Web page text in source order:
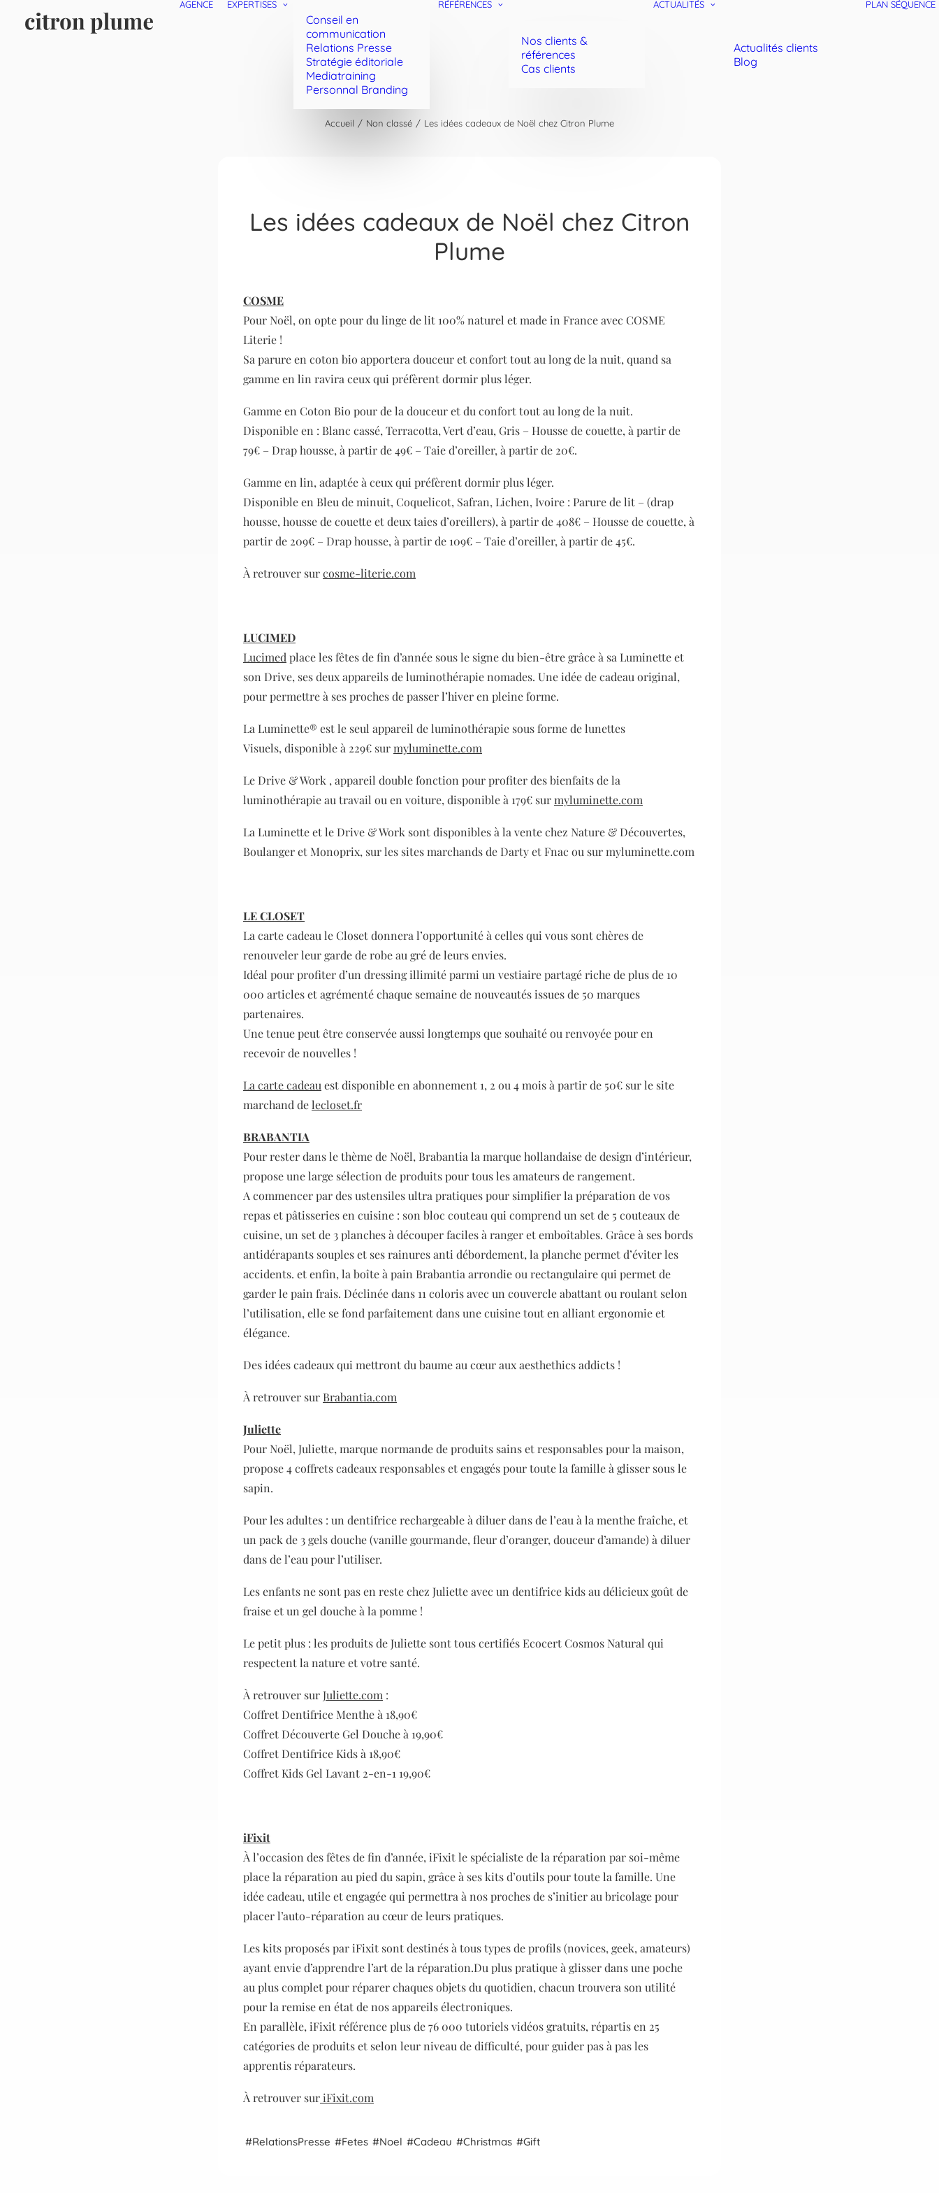
AGENCE EXPERTISES
Conseil en
communication
Relations Presse
Stratégie éditoriale
Mediatraining
Personnal Branding
RÉFÉRENCES
Nos clients &
références
Cas clients
ACTUALITÉS
Actualités clients
Blog
PLAN SÉQUENCE
Accueil Non classé Les idées cadeaux de Noël chez Citron Plume
Les idées cadeaux de Noël chez Citron
Plume
COSME
Pour Noël, on opte pour du linge de lit 100% naturel et made in France avec COSME
Literie !
Sa parure en coton bio apportera douceur et confort tout au long de la nuit, quand sa
gamme en lin ravira ceux qui préfèrent dormir plus léger.
Gamme en Coton Bio pour de la douceur et du confort tout au long de la nuit.
Disponible en : Blanc cassé, Terracotta, Vert d’eau, Gris – Housse de couette, à partir de
79€ – Drap housse, à partir de 49€ – Taie d’oreiller, à partir de 20€.
Gamme en lin, adaptée à ceux qui préfèrent dormir plus léger.
Disponible en Bleu de minuit, Coquelicot, Safran, Lichen, Ivoire : Parure de lit – (drap
housse, housse de couette et deux taies d’oreillers), à partir de 408€ – Housse de couette, à
partir de 209€ – Drap housse, à partir de 109€ – Taie d’oreiller, à partir de 45€.
À retrouver surcosme-literie.com
LUCIMED
Lucimed place les fêtes de fin d’année sous le signe du bien-être grâce à sa Luminette et
son Drive, ses deux appareils de luminothérapie nomades. Une idée de cadeau original,
pour permettre à ses proches de passer l’hiver en pleine forme.
La Luminette® est le seul appareil de luminothérapie sous forme de lunettes
Visuels, disponible à 229€ surmyluminette.com
Le Drive & Work , appareil double fonction pour profiter des bienfaits de la
luminothérapie au travail ou en voiture, disponible à 179€ surmyluminette.com
La Luminette et le Drive & Work sont disponibles à la vente chez Nature & Découvertes,
Boulanger et Monoprix, sur les sites marchands de Darty et Fnac ou sur myluminette.com
LE CLOSET
La carte cadeau le Closet donnera l’opportunité à celles qui vous sont chères de
renouveler leur garde de robe au gré de leurs envies.
Idéal pour profiter d’un dressing illimité parmi un vestiaire partagé riche de plus de 10
000 articles et agrémenté chaque semaine de nouveautés issues de 50 marques
partenaires.
Une tenue peut être conservée aussi longtemps que souhaité ou renvoyée pour en
recevoir de nouvelles !
La carte cadeau est disponible en abonnement 1, 2 ou 4 mois à partir de 50€ sur le site
marchand delecloset.fr
BRABANTIA
Pour rester dans le thème de Noël, Brabantia la marque hollandaise de design d’intérieur,
propose une large sélection de produits pour tous les amateurs de rangement.
A commencer par des ustensiles ultra pratiques pour simplifier la préparation de vos
repas et pâtisseries en cuisine : son bloc couteau qui comprend un set de 5 couteaux de
cuisine, un set de 3 planches à découper faciles à ranger et emboîtables. Grâce à ses bords
antidérapants souples et ses rainures anti débordement, la planche permet d’éviter les
accidents. et enfin, la boîte à pain Brabantia arrondie ou rectangulaire qui permet de
garder le pain frais. Déclinée dans 11 coloris avec un couvercle abattant ou roulant selon
l’utilisation, elle se fond parfaitement dans une cuisine tout en alliant ergonomie et
élégance.
Des idées cadeaux qui mettront du baume au cœur aux aesthethics addicts !
À retrouver sur Brabantia.com
Juliette
Pour Noël, Juliette, marque normande de produits sains et responsables pour la maison,
propose 4 coffrets cadeaux responsables et engagés pour toute la famille à glisser sous le
sapin.
Pour les adultes : un dentifrice rechargeable à diluer dans de l’eau à la menthe fraîche, et
un pack de 3 gels douche (vanille gourmande, fleur d’oranger, douceur d’amande) à diluer
dans de l’eau pour l’utiliser.
Les enfants ne sont pas en reste chez Juliette avec un dentifrice kids au délicieux goût de
fraise et un gel douche à la pomme !
Le petit plus : les produits de Juliette sont tous certifiés Ecocert Cosmos Natural qui
respectent la nature et votre santé.
À retrouver surJuliette.com :
Coffret Dentifrice Menthe à 18,90€
Coffret Découverte Gel Douche à 19,90€
Coffret Dentifrice Kids à 18,90€
Coffret Kids Gel Lavant 2-en-1 19,90€
iFixit
À l’occasion des fêtes de fin d’année, iFixit le spécialiste de la réparation par soi-même
place la réparation au pied du sapin, grâce à ses kits d’outils pour toute la famille. Une
idée cadeau, utile et engagée qui permettra à nos proches de s’initier au bricolage pour
placer l’auto-réparation au cœur de leurs pratiques.
Les kits proposés par iFixit sont destinés à tous types de profils (novices, geek, amateurs)
ayant envie d’apprendre l’art de la réparation.Du plus pratique à glisser dans une poche
au plus complet pour réparer chaques objets du quotidien, chacun trouvera son utilité
pour la remise en état de nos appareils électroniques.
En parallèle, iFixit référence plus de 76 000 tutoriels vidéos gratuits, répartis en 25
catégories de produits et selon leur niveau de difficulté, pour guider pas à pas les
apprentis réparateurs.
À retrouver suriFixit.com
RelationsPresse Fetes Noel Cadeau Christmas Gift